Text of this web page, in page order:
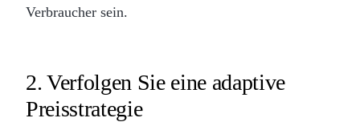
Verbraucher sein.
2. Verfolgen Sie eine adaptive
Preisstrategie